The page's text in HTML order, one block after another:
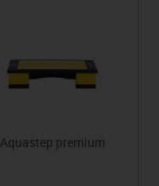
Aquastep premium